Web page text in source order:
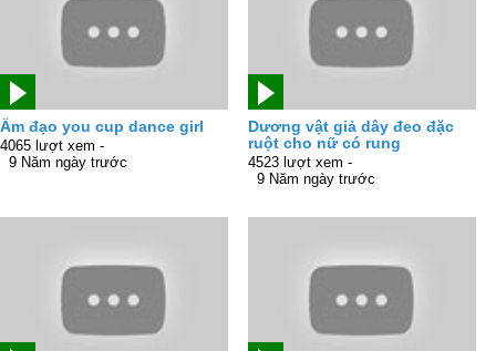
Âm đạo you cup dance girl
4065 lượt xem -
9 Năm ngày trước
Dương vật giả dây đeo đặc
ruột cho nữ có rung
4523 lượt xem -
9 Năm ngày trước